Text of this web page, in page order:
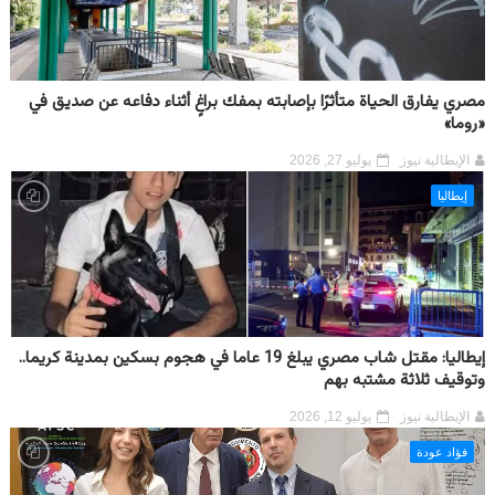
مصري يفارق الحياة متأثرًا بإصابته بمفك براغٍ أثناء دفاعه عن صديق في
«روما»
الإيطالية نيوز يوليو 27, 2026
إيطاليا
إيطاليا: مقتل شاب مصري يبلغ 19 عاما في هجوم بسكين بمدينة كريما..
وتوقيف ثلاثة مشتبه بهم
الإيطالية نيوز يوليو 12, 2026
فؤاد عودة